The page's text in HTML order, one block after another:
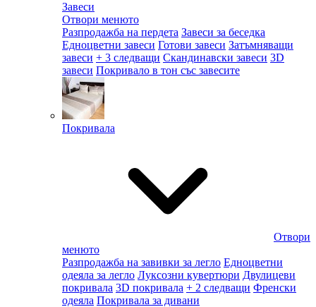
Завеси
Отвори менюто
Разпродажба на пердета Завеси за беседка
Едноцветни завеси Готови завеси Затъмняващи
завеси + 3 следващи Скандинавски завеси 3D
завеси Покривало в тон със завесите
Покривала
Отвори
менюто
Разпродажба на завивки за легло Едноцветни
одеяла за легло Луксозни кувертюри Двулицеви
покривала 3D покривала + 2 следващи Френски
одеяла Покривала за дивани